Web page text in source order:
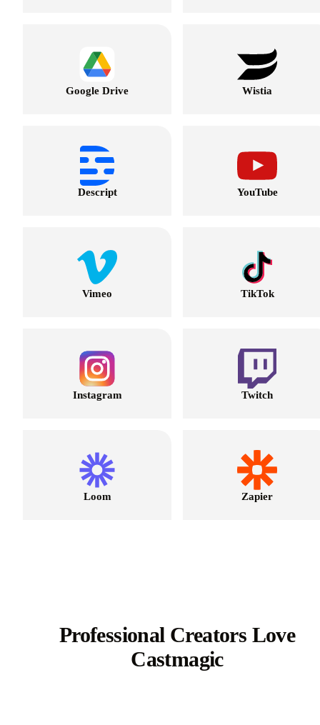
Google Drive Wistia
Descript YouTube
Vimeo TikTok
Instagram Twitch
Loom Zapier
Professional Creators Love
Castmagic